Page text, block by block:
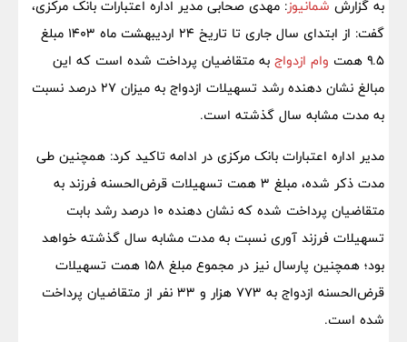
به گزارش شمانیوز: مهدی صحابی مدیر اداره اعتبارات بانک مرکزی،
گفت: از ابتدای سال جاری تا تاریخ ۲۴ اردیبهشت ماه ۱۴۰۳ مبلغ
۹.۵ همت
وام ازدواج به متقاضیان پرداخت شده است که این
مبالغ نشان دهنده رشد تسهیلات ازدواج به میزان ۲۷ درصد نسبت
به مدت مشابه سال گذشته است.
مدیر اداره اعتبارات بانک مرکزی در ادامه تاکید کرد: همچنین طی
مدت ذکر شده، مبلغ ۳ همت تسهیلات قرض‌الحسنه فرزند به
متقاضیان پرداخت شده که نشان دهنده ۱۰ درصد رشد بابت
تسهیلات فرزند آوری نسبت به مدت مشابه سال گذشته خواهد
بود؛ همچنین پارسال نیز در مجموع مبلغ ۱۵۸ همت تسهیلات
قرض‌الحسنه ازدواج به ۷۷۳ هزار و ۳۳ نفر از متقاضیان پرداخت
شده است.